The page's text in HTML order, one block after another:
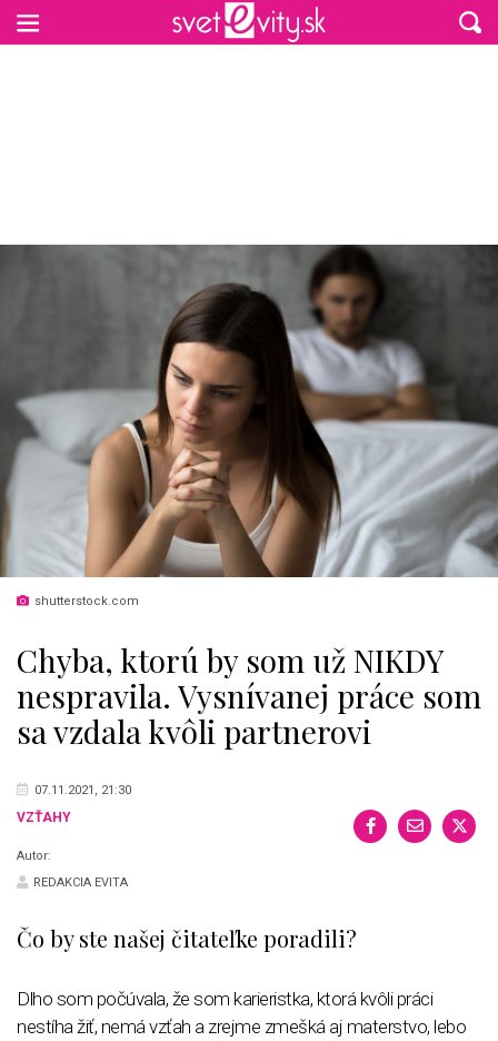
shutterstock.com
Chyba, ktorú by som už NIKDY
nespravila. Vysnívanej práce som
sa vzdala kvôli partnerovi
07.11.2021, 21:30
VZŤAHY
Autor:
REDAKCIA EVITA
Čo by ste našej čitateľke poradili?
Dlho som počúvala, že som karieristka, ktorá kvôli práci
nestíha žiť, nemá vzťah a zrejme zmešká aj materstvo, lebo